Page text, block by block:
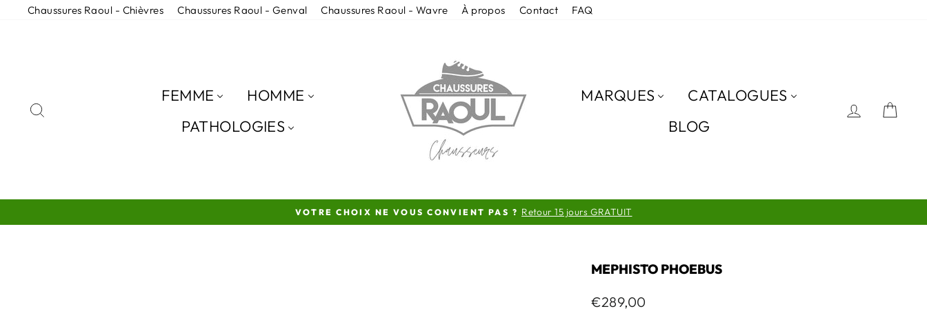
PasserChaussures Raoul - Chièvres Chaussures Raoul - Genval Chaussures Raoul - Wavre À propos Contact FAQ
FEMME
HOMME
PATHOLOGIES
MARQUES
CATALOGUES
BLOG
SE
Diaporama
VOTRE CHOIX NE VOUS CONVIENT PAS ? Retour 15 jours GRATUIT
MEPHISTO PHOEBUS
Prix
€289,00